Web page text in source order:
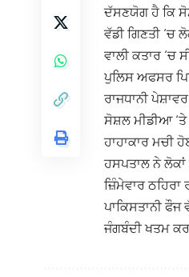
ਦੱਸਣਯੋਗ ਹੈ ਕਿ
ਵੱਡੀ ਗਿਣਤੀ
ਵਾਲੀ ਕਤਾਰ
ਪੁਲਿਸ ਅਫਸਰ
ਰਾਜਧਾਨੀ
ਸੋਸ਼ਲ ਮੀਡੀਆ
ਹਾਹਾਕਾਰ ਮਚੀ
ਹਸਪਤਾਲ ਨੇ
ਜ਼ਿੰਮੇਵਾਰ
ਪਾਕਿਸਤਾਨੀ
ਜੰਗਬੰਦੀ ਖਤਮ